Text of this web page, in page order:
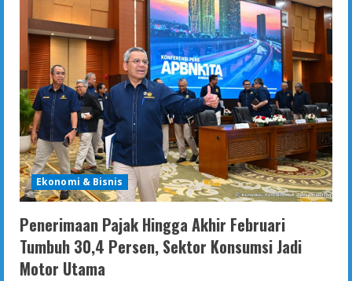
Ekonomi & Bisnis
Penerimaan Pajak Hingga Akhir Februari
Tumbuh 30,4 Persen, Sektor Konsumsi Jadi
Motor Utama